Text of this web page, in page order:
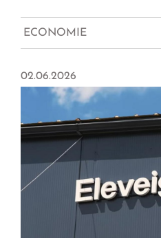
ECONOMIE
02.06.2026